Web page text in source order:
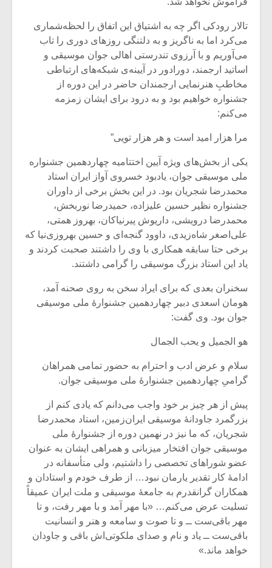
تالار رودکی اگر چه به اشتیاق این اتفاق را لحظه‌شماری
می‌کرد اما به ناگریز و به دلتنگی روزهای دوری را تاب
می‌آوریم و با آرزوی تندرستی اهالی جوان موسیقی و
اساتید ارجمند، دورادور در آیینه‌ی شبکه‌های ارتباطی
مخاطبِ هنرنمایی ارجمندان حاضر در این دوره از
جشنواره خواهیم بود و به درود برای ایشان زمزمه
می‌کنم:
مرا هزار امید است و هر هزار تویی”
یکی از بخش‌های ویژه آیین اختتامیه چهاردهمین جشنواره
ملی موسیقی جوان، یادبود خسروی آواز ایران استاد
محمدرضا شجریان بود. در این بخش برخی از داوران
جشنواره نظیر حسین علیزاده، حمیدرضا نوربخش،
محمدرضا درویشی، داریوش پیرنیاکان، بهروز همتی،
علی‌اصغر شاه‌زیدی، داوود گنجه‌ای و حسین بهروزی‌نیا که
برخی حتا سابقه همکاری با وی را داشتند صحبت کردند و
یاد این استاد بزرگ موسیقی را گرامی داشتند.
سخنران بعدی که برای ایراد سخن به روی صحنه آمد،
هومان اسعدی دبیر چهاردهمین جشنوارۀ ملی موسیقی
جوان بود. وی گفت:
هو الجمیل و یحب الجمال
سلام و عرض ادب و احترام به حضور تمامی همراهان
گرامیِ چهاردهمین جشنوارۀ ملی موسیقی جوان.
پیش از هر چیز بر خود واجب می‌دانم که یادی کنم از
بزرگمرد جاودانۀ موسیقی ایران‌زمین، استاد محمدرضا
شجریان، که ما نیز در نهمین دوره از جشنوارۀ ملی
موسیقی جوان افتخار میزبانی و همراهی ایشان به عنوان
عضو شوراهای تخصصی را داشتیم، ولی متأسفانه در
ادامۀ کار تقدیر یارمان نبود… از طرف خودم و استادان و
همکاران گرانقدرم به جامعۀ موسیقی و ملت ایران عمیقاً
تسلیت عرض می‌کنم… «با مهر آمد و با مهر رفت، و تا
مهر باقی‌ست ــ و تا صوت و سامعه و هنر و انسانیت
باقی‌ست ــ یاد و نام و صدای ملکوتی‌اش باقی و جاودان
خواهد ماند.»